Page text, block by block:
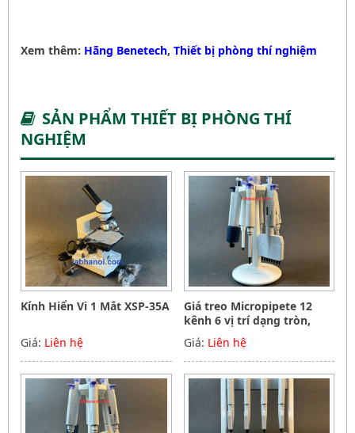
Xem thêm: Hãng Benetech, Thiết bị phòng thí nghiệm
SẢN PHẨM THIẾT BỊ PHÒNG THÍ
NGHIỆM
Kính Hiển Vi 1 Mắt XSP-35A
Giá: Liên hệ
Giá treo Micropipete 12
kênh 6 vị trí dạng tròn,
Hãng Phoenix instrument
Germany
Giá: Liên hệ